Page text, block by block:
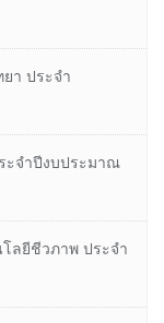
า ประจํา
ะจําปีงบประมาณ
โลยีชีวภาพ ประจํา